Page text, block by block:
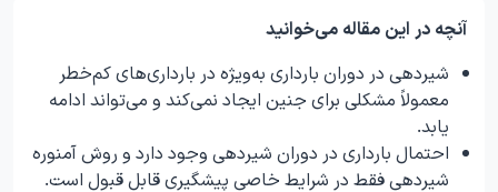
آنچه در این مقاله می‌خوانید
شیردهی در دوران بارداری به‌ویژه در بارداری‌های کم‌خطر
معمولاً مشکلی برای جنین ایجاد نمی‌کند و می‌تواند ادامه
یابد.
احتمال بارداری در دوران شیردهی وجود دارد و روش آمنوره
شیردهی فقط در شرایط خاصی پیشگیری قابل قبول است.